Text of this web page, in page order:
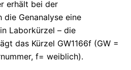
erhält bei der
die Genanalyse eine
Laborkürzel – die
das Kürzel GW1166f (GW =
f= weiblich).